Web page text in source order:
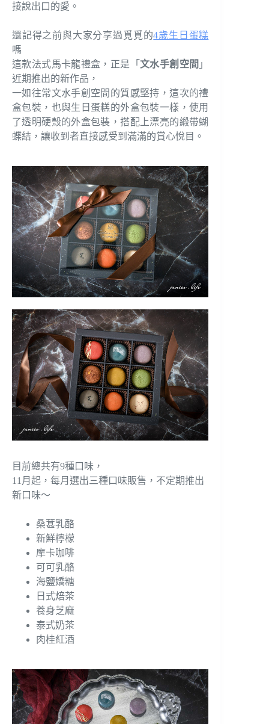
接說出口的愛。
還記得之前與大家分享過覓覓的4歲生日蛋糕
嗎
這款法式馬卡龍禮盒，正是「文水手創空間 」
近期推出的新作品，
一如往常文水手創空間的質感堅持，這次的禮
盒包裝，也與生日蛋糕的外盒包裝一樣，使用
了透明硬殼的外盒包裝，搭配上漂亮的緞帶蝴
蝶結，讓收到者直接感受到滿滿的賞心悅目。
目前總共有9種口味，
11月起，每月選出三種口味販售，不定期推出
新口味～
桑葚乳酪
新鮮檸檬
摩卡咖啡
可可乳酪
海鹽嬌糖
日式焙茶
養身芝麻
泰式奶茶
肉桂紅酒